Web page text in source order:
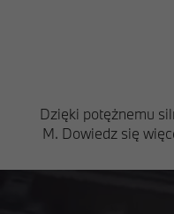
Dzięki potężnemu
M. Dowiedz się